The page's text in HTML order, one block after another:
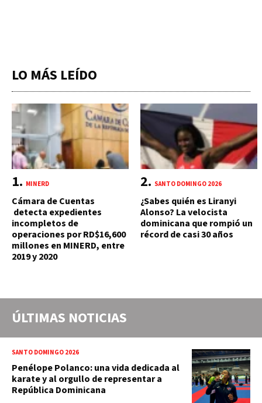
LO MÁS LEÍDO
MINERD
Cámara de Cuentas
detecta expedientes
incompletos de
operaciones por RD$16,600
millones en MINERD, entre
2019 y 2020
SANTO DOMINGO 2026
¿Sabes quién es Liranyi
Alonso? La velocista
dominicana que rompió un
récord de casi 30 años
ÚLTIMAS NOTICIAS
SANTO DOMINGO 2026
Penélope Polanco: una vida dedicada al
karate y al orgullo de representar a
República Dominicana